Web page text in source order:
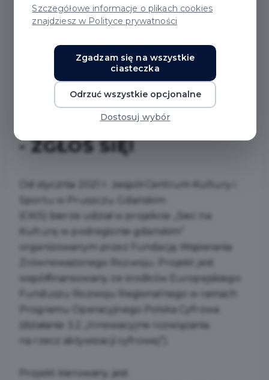
SZKOLENIE ONLINE:
PROJEKTOWANIE
GRAFICZNE Z
WYKORZYSTANIEM
APLIKACJI CYFROWYCH
- ZGŁOŚ SIĘ!
Od stycznia 2021 r. zespół Centrum Kultury i
Sportu w Pruszczu Gdańskim
(CKiS) bierze udział w projekcie „Sieć na
Kulturę w podregionie gdańskim”
organizowanym przez Fundację Wspierania
Zrównoważonego Rozwoju. Projekt jest
współfinansowany ze środków Europejskiego
Funduszu Rozwoju Regionalnego w ramach
Programu Operacyjnego Polska Cyfrowa
(działanie 3.2 „Innowacyjne rozwiązania
na rzecz aktywizacji cyfrowej”).
Projekt kierowany jest
Szczegółowe informacje o plikach cookies
znajdziesz w Polityce prywatności
Zgadzam się na wszystkie
ciasteczka
Odrzuć wszystkie opcjonalne
Dostosuj wybór